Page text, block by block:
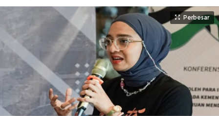
Perbesar